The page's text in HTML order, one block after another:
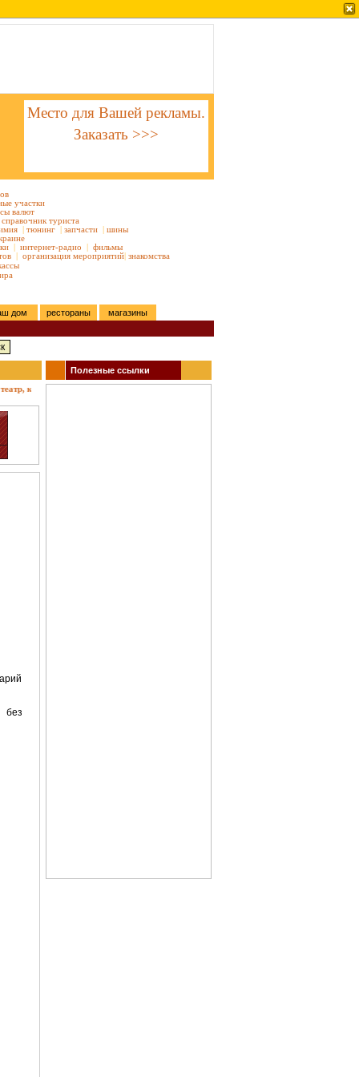
Место для Вашей рекламы.
Заказать >>>
участки
валют
справочник туриста
| тюнинг | запчасти | шины
| интернет-радио | фильмы
| организация мероприятий| знакомства
дом рестораны
магазины
концерты, спектакли, гастроли, выставки, акции, музеи, спорт. Заказ билетов.
без
Полезные ссылки